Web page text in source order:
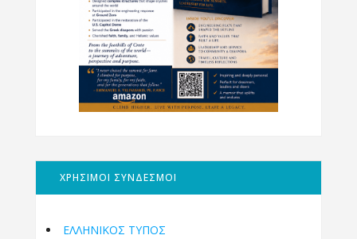
ΧΡΗΣΙΜΟΙ ΣΥΝΔΕΣΜΟΙ
ΕΛΛΗΝΙΚΟΣ ΤΥΠΟΣ